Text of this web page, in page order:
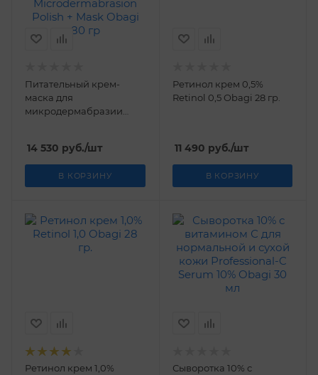
Питательный крем-
маска для
микродермабразии
Polish + Mask Obagi 80 гр
14 530 руб./шт
В КОРЗИНУ
Ретинол крем 0,5%
Retinol 0,5 Obagi 28 гр.
11 490 руб./шт
В КОРЗИНУ
Ретинол крем 1,0%
Сыворотка 10% с